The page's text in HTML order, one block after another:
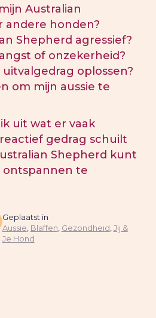
Australian
andere honden?
Shepherd agressief?
of onzekerheid?
oplossen?
om mijn aussie te
uit wat er vaak
gedrag schuilt
Shepherd kunt
ontspannen te
Geplaatst in
Aussie Blaffen Gezondheid Jij &
Je Hond